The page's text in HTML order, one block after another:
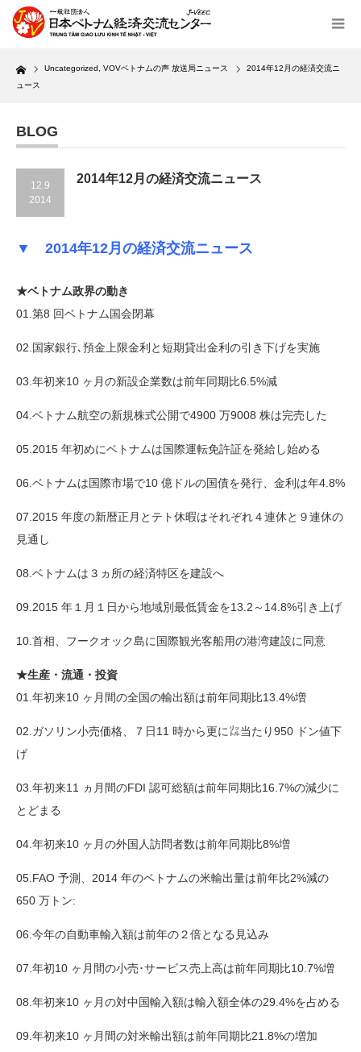
Home Uncategorized VOVベトナムの声 放送局ニュース
2014年12月の経済交流ニ
ュース
BLOG
12.9
2014
2014年12月の経済交流ニュース
▼ 2014年12月の経済交流ニュース
★ベトナム政界の動き
01.第8 回ベトナム国会閉幕
02.国家銀行､預金上限金利と短期貸出金利の引き下げを実施
03.年初来10 ヶ月の新設企業数は前年同期比6.5%減
04.ベトナム航空の新規株式公開で4900 万9008 株は完売した
05.2015 年初めにベトナムは国際運転免許証を発給し始める
06.ベトナムは国際市場で10 億ドルの国債を発行、金利は年4.8%
07.2015 年度の新暦正月とテト休暇はそれぞれ４連休と９連休の
見通し
08.ベトナムは３ヵ所の経済特区を建設へ
09.2015 年１月１日から地域別最低賃金を13.2～14.8%引き上げ
10.首相、フークオック島に国際観光客船用の港湾建設に同意
★生産・流通・投資
01.年初来10 ヶ月間の全国の輸出額は前年同期比13.4%増
02.ガソリン小売価格、７日11 時から更に㍑当たり950 ドン値下
げ
03.年初来11 ヵ月間のFDI 認可総額は前年同期比16.7%の減少に
とどまる
04.年初来10 ヶ月の外国人訪問者数は前年同期比8%増
05.FAO 予測、2014 年のベトナムの米輸出量は前年比2%減の
650 万トン:
06.今年の自動車輸入額は前年の２倍となる見込み
07.年初10 ヶ月間の小売･サービス売上高は前年同期比10.7%増
08.年初来10 ヶ月の対中国輸入額は輸入額全体の29.4%を占める
09.年初来10 ヶ月間の対米輸出額は前年同期比21.8%の増加